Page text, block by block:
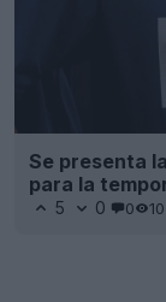
Se presenta
para la
5 0 0